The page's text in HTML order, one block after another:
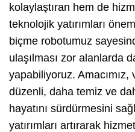
kolaylaştıran hem de
teknolojik yatırımları
biçme robotumuz
ulaşılması zor alanlarda
yapabiliyoruz. Amacımız,
düzenli, daha temiz ve
hayatını sürdürmesini
yatırımları artırarak